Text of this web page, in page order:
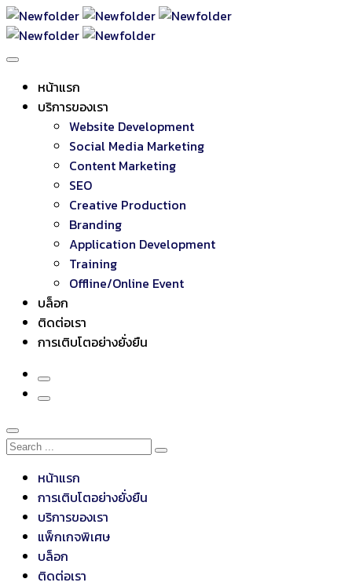
หน้าแรก
บริการของเรา
Website Development
Social Media Marketing
Content Marketing
SEO
Creative Production
Branding
Application Development
Training
Offline/Online Event
บล็อก
ติดต่อเรา
การเติบโตอย่างยั่งยืน
หน้าแรก
การเติบโตอย่างยั่งยืน
บริการของเรา
แพ็กเกจพิเศษ
บล็อก
ติดต่อเรา